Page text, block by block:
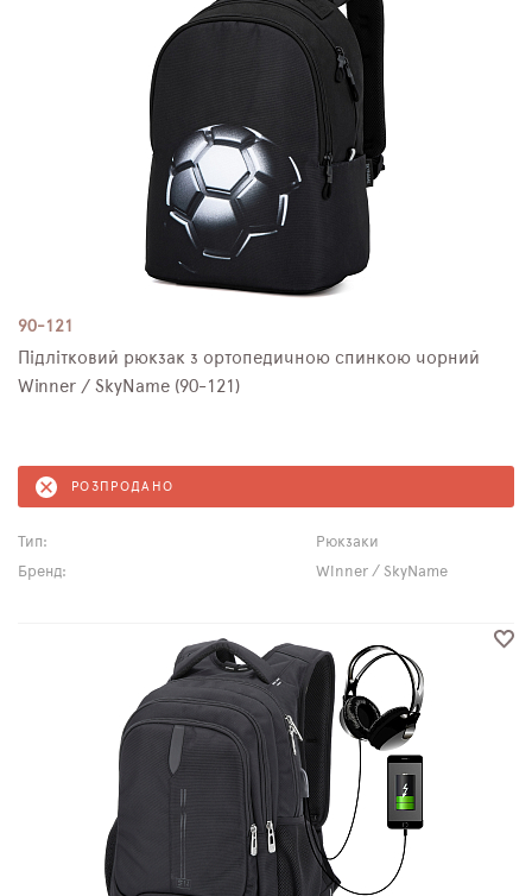
90-121
Підлітковий рюкзак з ортопедичною спинкою чорний
Winner / SkyName (90-121)
РОЗПРОДАНО
Тип:
Рюкзаки
Бренд:
Winner / SkyName